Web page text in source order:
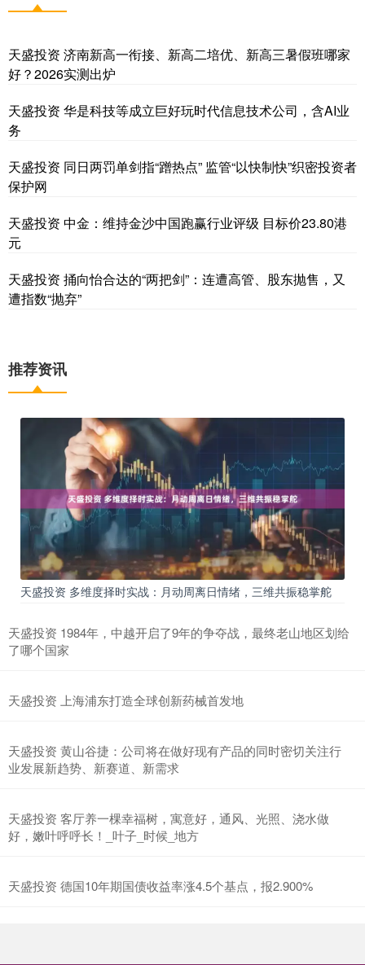
天盛投资 济南新高一衔接、新高二培优、新高三暑假班哪家
好？2026实测出炉
天盛投资 华是科技等成立巨好玩时代信息技术公司，含AI业
务
天盛投资 同日两罚单剑指“蹭热点” 监管“以快制快”织密投资者
保护网
天盛投资 中金：维持金沙中国跑赢行业评级 目标价23.80港
元
天盛投资 捅向怡合达的“两把剑”：连遭高管、股东抛售，又
遭指数“抛弃”
推荐资讯
天盛投资 多维度择时实战：月动周离日情绪，三维共振稳掌舵
天盛投资 1984年，中越开启了9年的争夺战，最终老山地区划给
了哪个国家
天盛投资 上海浦东打造全球创新药械首发地
天盛投资 黄山谷捷：公司将在做好现有产品的同时密切关注行
业发展新趋势、新赛道、新需求
天盛投资 客厅养一棵幸福树，寓意好，通风、光照、浇水做
好，嫩叶呼呼长！_叶子_时候_地方
天盛投资 德国10年期国债收益率涨4.5个基点，报2.900%